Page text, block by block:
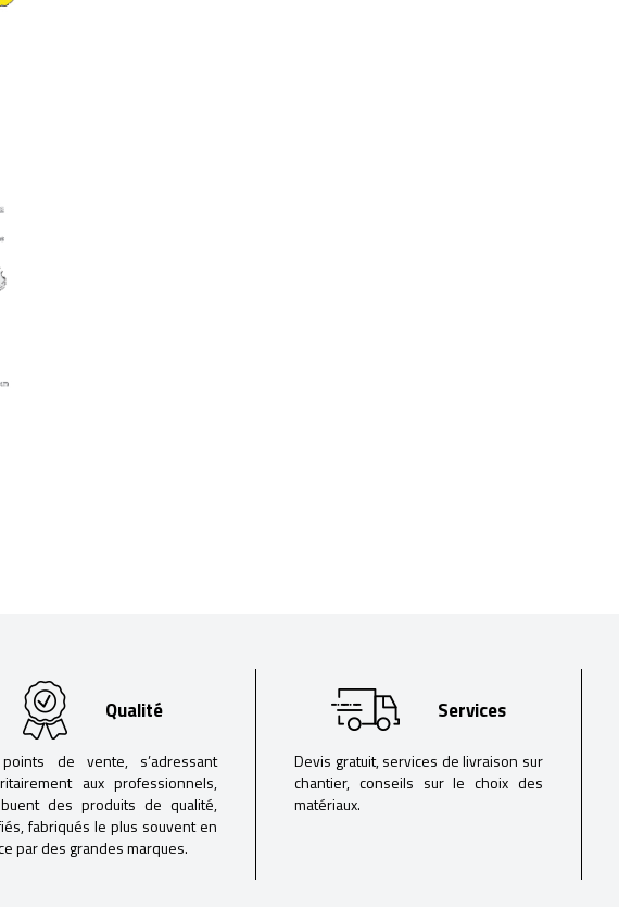
Qualité
de vente, s’adressant
aux professionnels,
des produits de qualité,
fabriqués le plus souvent en
par des grandes marques.
Services
Devis gratuit, services de livraison sur
chantier, conseils sur le choix des
matériaux.